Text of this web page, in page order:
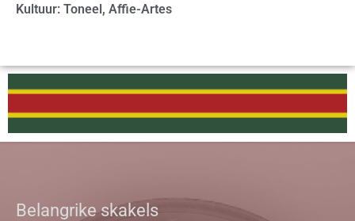
Kultuur: Toneel, Affie-Artes
Belangrike skakels